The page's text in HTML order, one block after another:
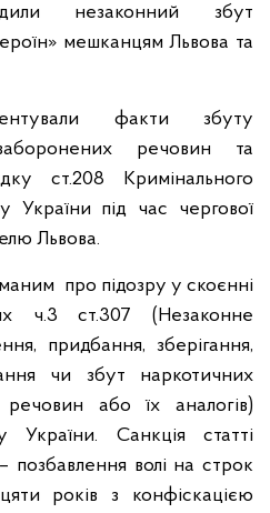
незаконний збут
мешканцям Львова та
факти збуту
речовин та
ст.208 Кримінального
України під час чергової
Львова.
про підозру у скоєнні
ч.3 ст.307 (Незаконне
придбання, зберігання,
чи збут наркотичних
речовин або їх аналогів)
України. Санкція статті
позбавлення волі на строк
років з конфіскацією